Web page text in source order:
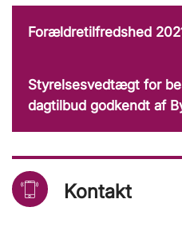
Forældretilfredshed
Styrelsesvedtægt for
dagtilbud godkendt af
Kontakt